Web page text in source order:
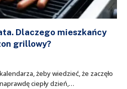
Dlaczego mieszkańcy
grillowy?
żeby wiedzieć, że zaczęło
ciepły dzień,…